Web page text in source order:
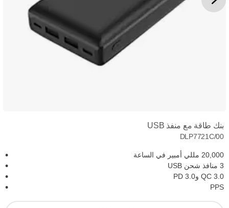
بنك طاقة مع منفذ USB
DLP7721C/00
20,000 مللي أمبير في الساعة
3 منافذ شحن USB
QC 3.0 وPD 3.0
PPS